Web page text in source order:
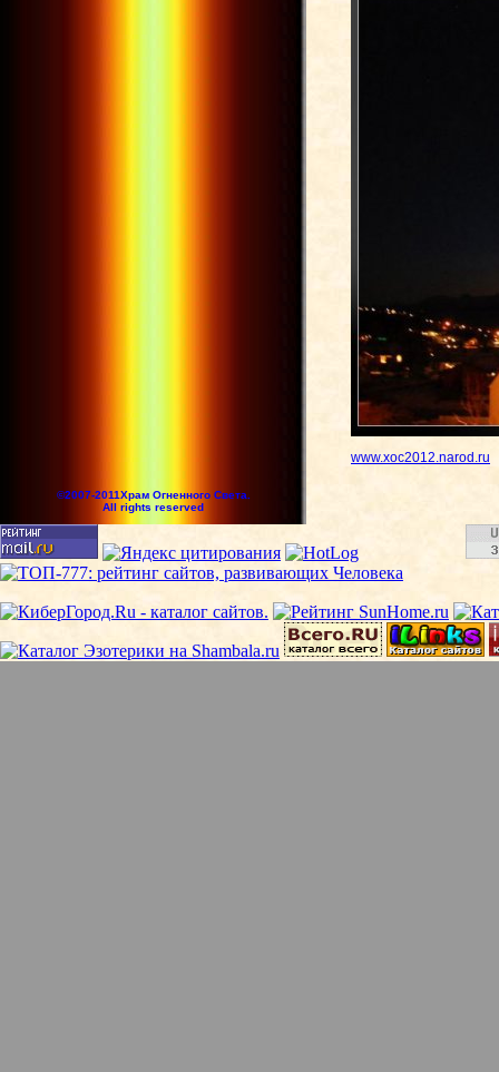
www.xoc2012.narod.ru
©2007-2011Храм Огненного Света.
All rights reserved